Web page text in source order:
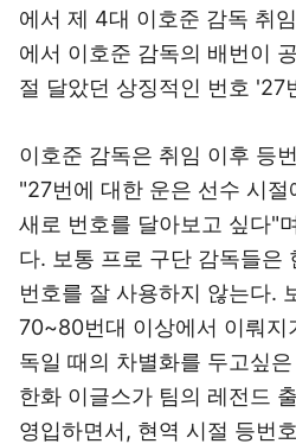
에서 제 4대 이호준 감독 취
에서 이호준 감독의 배번이
절 달았던 상징적인 번호 '27
이호준 감독은 취임 이후 등
"27번에 대한 운은 선수 시
새로 번호를 달아보고 싶다"
다. 보통 프로 구단 감독들은
번호를 잘 사용하지 않는다.
70~80번대 이상에서 이뤄지
독일 때의 차별화를 두고싶
한화 이글스가 팀의 레전드
영입하면서, 현역 시절 등번